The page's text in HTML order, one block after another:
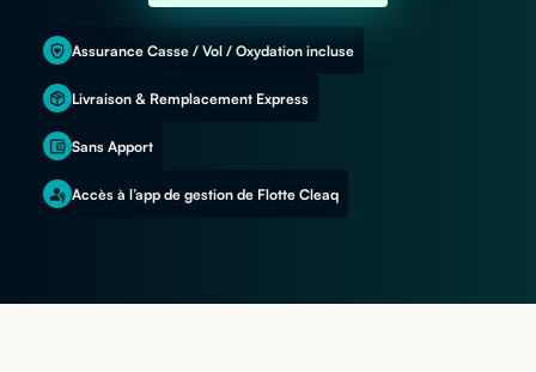
Assurance Casse / Vol / Oxydation incluse
Livraison & Remplacement Express
Sans Apport
Accès à l’app de gestion de Flotte Cleaq